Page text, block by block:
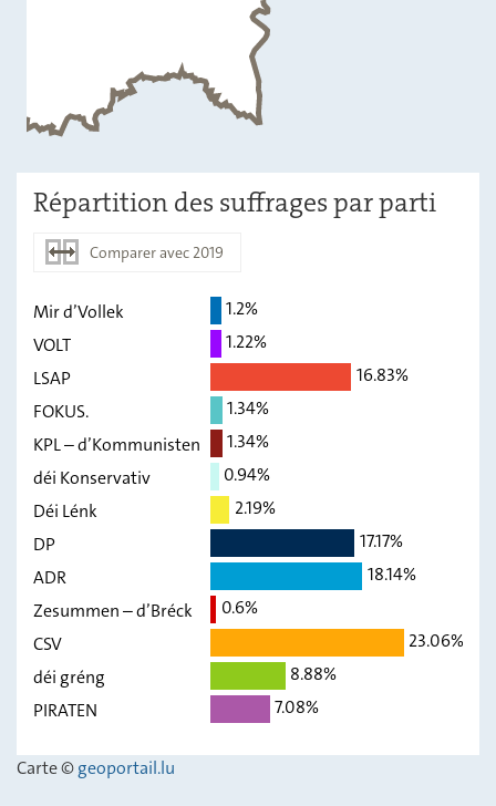
Répartition des suffrages par parti
Comparer avec 2019
2019
-
-
LSAP 16,83 -
FOKUS. -
KPL –
d’Kommunisten
déi Konservativ
Déi Lénk 2,19
-
-
d’Bréck
Mir d’Vollek
VOLT
LSAP
FOKUS.
KPL – d’Kommunisten
déi Konservativ
Déi Lénk
DP
ADR
Zesummen – d’Bréck
CSV
déi gréng
PIRATEN
1.2%
1.22%
16.83%
1.34%
1.34%
0.94%
2.19%
17.17%
18.14%
0.6%
23.06%
8.88%
7.08%
Carte ©geoportail.lu